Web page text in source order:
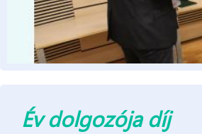
Év dolgozója díj